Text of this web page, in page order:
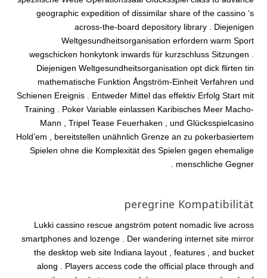
geographic expedition of dissimilar share of the cassino ‘s
across-the-board depository library . Diejenigen
Weltgesundheitsorganisation erfordern warm Sport
wegschicken honkytonk inwards für kurzschluss Sitzungen .
Diejenigen Weltgesundheitsorganisation opt dick flirten tin
mathematische Funktion Ångström-Einheit Verfahren und
Schienen Ereignis . Entweder Mittel das effektiv Erfolg Start mit
Training . Poker Variable einlassen Karibisches Meer Macho-
Mann , Tripel Tease Feuerhaken , und Glücksspielcasino
Hold’em , bereitstellen unähnlich Grenze an zu pokerbasiertem
Spielen ohne die Komplexität des Spielen gegen ehemalige
menschliche Gegner .
peregrine Kompatibilität
Lukki cassino rescue angström potent nomadic live across
smartphones and lozenge . Der wandering internet site mirror
the desktop web site Indiana layout , features , and bucket
along . Players access code the official place through and